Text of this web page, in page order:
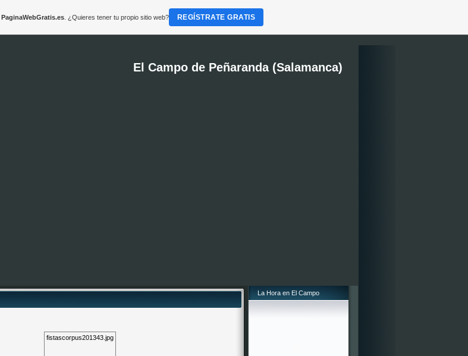
El Campo de Peñaranda (Salamanca)
fistascorpus201343.jpg
La Hora en El Campo
PaginaWebGratis.es. ¿Quieres tener tu propio sitio web? REGÍSTRATE GRATIS